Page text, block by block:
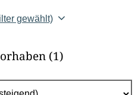
gewählt)
(1)